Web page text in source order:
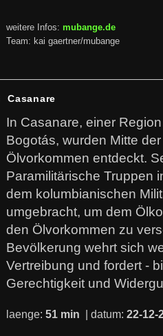
weitere Infos: mubange.de
Team: kai gaertner/mubange
Casanare
In Casanare, einer
Bogotás, wurden Mitte
Ölvorkommen entdeckt.
Paramilitärische Truppen
dem kolumbianischen
umgebracht, um dem
den Ölvorkommen zu
Bevölkerung wehrt sich
Vertreibung und fordert -
Gerechtigkeit und
laenge: 51 min | datum: 22-12-